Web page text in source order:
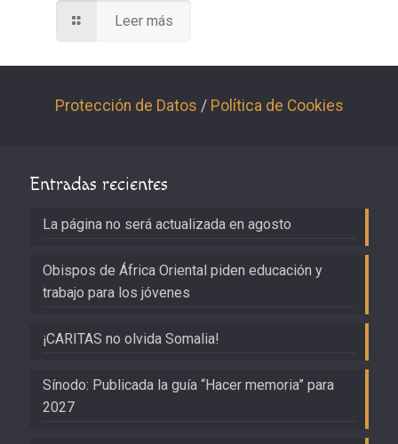
Leer más
Protección de Datos / Política de Cookies
Entradas recientes
La página no será actualizada en agosto
Obispos de África Oriental piden educación y
trabajo para los jóvenes
¡CARITAS no olvida Somalia!
Sínodo: Publicada la guía “Hacer memoria” para
2027